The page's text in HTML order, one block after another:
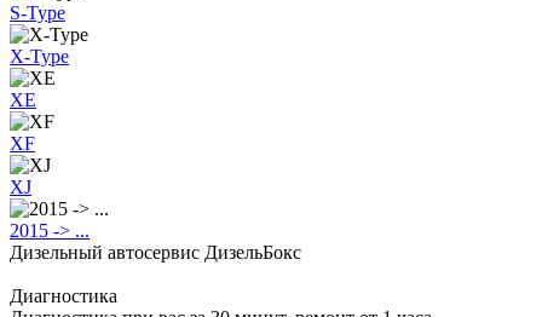
S-Type
X-Type
XE
XF
XJ
2015 -> ...
Дизельный автосервис ДизельБокс
Диагностика